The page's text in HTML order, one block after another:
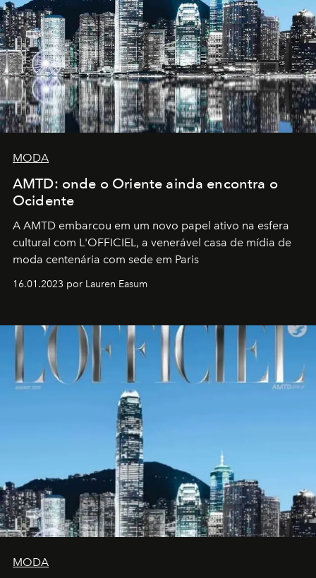
MODA
AMTD: onde o Oriente ainda encontra o
Ocidente
A AMTD embarcou em um novo papel ativo na esfera
cultural com L'OFFICIEL, a venerável casa de mídia de
moda centenária com sede em Paris
16.01.2023 por Lauren Easum
MODA